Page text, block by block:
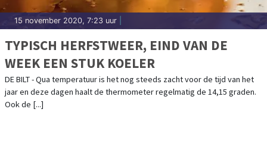
15 november 2020, 7:23 uur
TYPISCH HERFSTWEER, EIND VAN DE
WEEK EEN STUK KOELER
DE BILT - Qua temperatuur is het nog steeds zacht voor de tijd van het
jaar en deze dagen haalt de thermometer regelmatig de 14,15 graden.
Ook de [...]